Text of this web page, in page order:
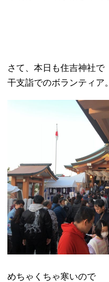
さて、本日も住吉神社で
干支詣でのボランティア。
めちゃくちゃ寒いので